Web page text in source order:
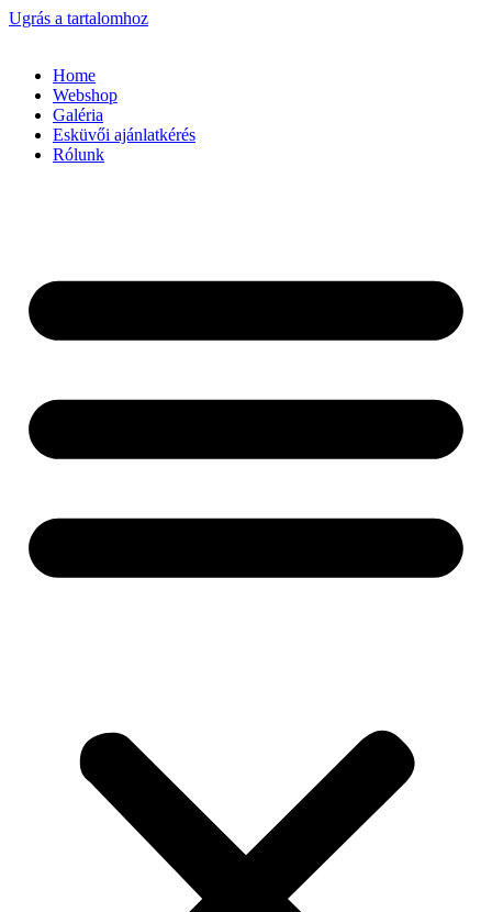
Ugrás a tartalomhoz
Home
Webshop
Galéria
Esküvői ajánlatkérés
Rólunk